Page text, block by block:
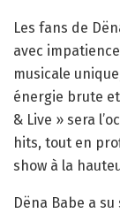
Les fans de
avec
musicale
énergie brute
& Live » sera
hits, tout en
show à la
Dëna Babe a